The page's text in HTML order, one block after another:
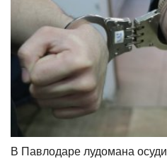
В Павлодаре лудомана